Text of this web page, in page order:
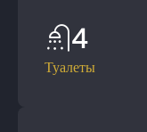
Туалеты
4